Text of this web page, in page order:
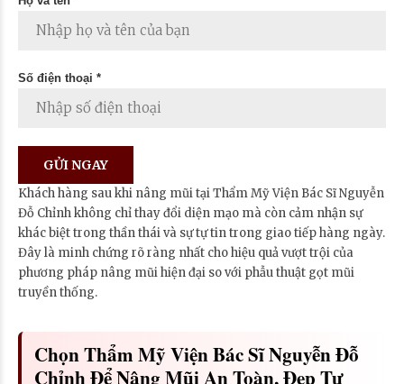
Số điện thoại *
Khách hàng sau khi nâng mũi tại Thẩm Mỹ Viện Bác Sĩ Nguyễn
Đỗ Chỉnh không chỉ thay đổi diện mạo mà còn cảm nhận sự
khác biệt trong thần thái và sự tự tin trong giao tiếp hàng ngày.
Đây là minh chứng rõ ràng nhất cho hiệu quả vượt trội của
phương pháp nâng mũi hiện đại so với phẫu thuật gọt mũi
truyền thống.
Chọn Thẩm Mỹ Viện Bác Sĩ Nguyễn Đỗ
Chỉnh Để Nâng Mũi An Toàn, Đẹp Tự